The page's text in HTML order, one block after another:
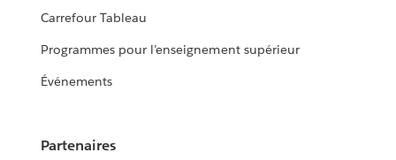
Carrefour Tableau
Programmes pour l’enseignement supérieur
Événements
Partenaires